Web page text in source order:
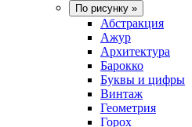
По рисунку »
Абстракция
Ажур
Архитектура
Барокко
Буквы и цифры
Винтаж
Геометрия
Горох